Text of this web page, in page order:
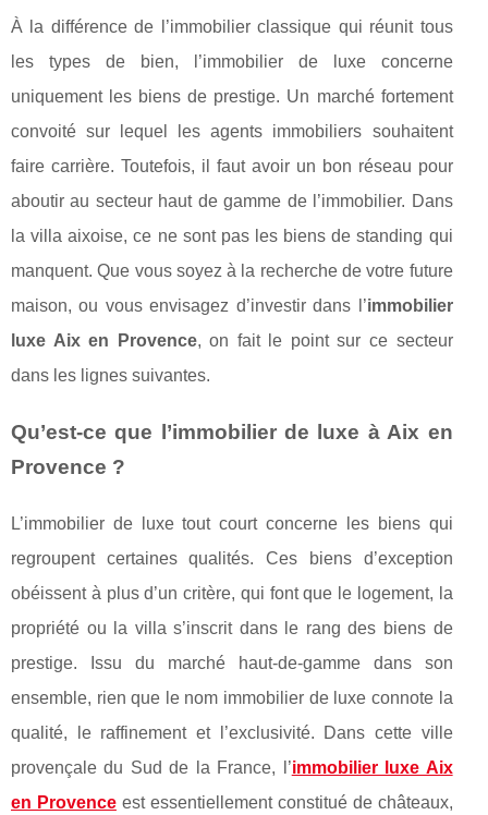
À la différence de l’immobilier classique qui réunit tous
les types de bien, l’immobilier de luxe concerne
uniquement les biens de prestige. Un marché fortement
convoité sur lequel les agents immobiliers souhaitent
faire carrière. Toutefois, il faut avoir un bon réseau pour
aboutir au secteur haut de gamme de l’immobilier. Dans
la villa aixoise, ce ne sont pas les biens de standing qui
manquent. Que vous soyez à la recherche de votre future
maison, ou vous envisagez d’investir dans l’immobilier
luxe Aix en Provence, on fait le point sur ce secteur
dans les lignes suivantes.
Qu’est-ce que l’immobilier de luxe à Aix en
Provence ?
L’immobilier de luxe tout court concerne les biens qui
regroupent certaines qualités. Ces biens d’exception
obéissent à plus d’un critère, qui font que le logement, la
propriété ou la villa s’inscrit dans le rang des biens de
prestige. Issu du marché haut-de-gamme dans son
ensemble, rien que le nom immobilier de luxe connote la
qualité, le raffinement et l’exclusivité. Dans cette ville
provençale du Sud de la France, l’immobilier luxe Aix
en Provenceest essentiellement constitué de châteaux,